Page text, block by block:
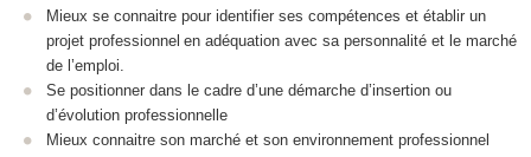
Mieux se connaitre pour identifier ses compétences et établir un
projet professionnel en adéquation avec sa personnalité et le marché
de l’emploi.
Se positionner dans le cadre d’une démarche d’insertion ou
d’évolution professionnelle
Mieux connaitre son marché et son environnement professionnel